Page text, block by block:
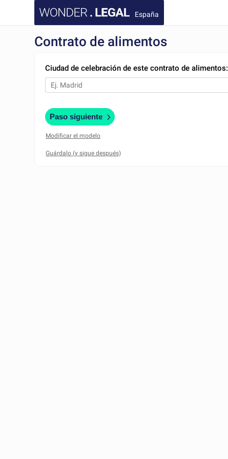
España
Contrato de alimentos
Ciudad de celebración de este contrato de alimentos:
Paso siguiente
Modificar el modelo